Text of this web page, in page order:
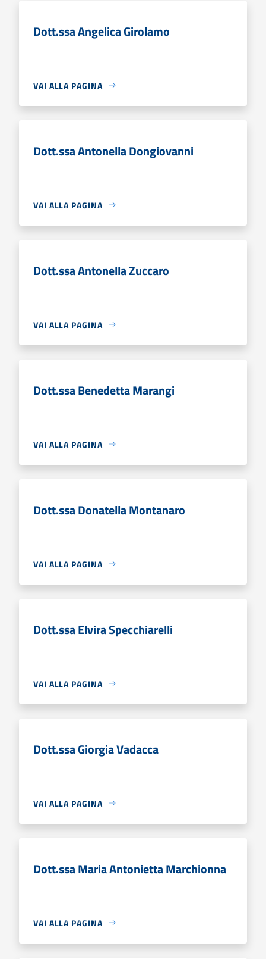
Dott.ssa Angelica Girolamo
VAI ALLA PAGINA
Dott.ssa Antonella Dongiovanni
VAI ALLA PAGINA
Dott.ssa Antonella Zuccaro
VAI ALLA PAGINA
Dott.ssa Benedetta Marangi
VAI ALLA PAGINA
Dott.ssa Donatella Montanaro
VAI ALLA PAGINA
Dott.ssa Elvira Specchiarelli
VAI ALLA PAGINA
Dott.ssa Giorgia Vadacca
VAI ALLA PAGINA
Dott.ssa Maria Antonietta Marchionna
VAI ALLA PAGINA